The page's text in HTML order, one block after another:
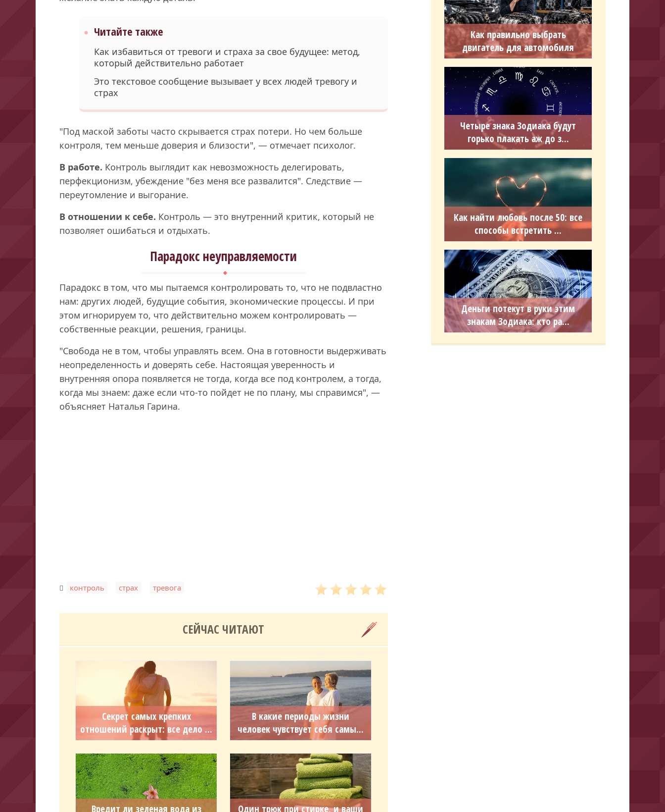
Читайте также
Как избавиться от тревоги и страха за свое будущее: метод,
который действительно работает
Это текстовое сообщение вызывает у всех людей тревогу и
страх
"Под маской заботы часто скрывается страх потери. Но чем больше
контроля, тем меньше доверия и близости", — отмечает психолог.
В работе. Контроль выглядит как невозможность делегировать,
перфекционизм, убеждение "без меня все развалится". Следствие —
переутомление и выгорание.
В отношении к себе. Контроль — это внутренний критик, который не
позволяет ошибаться и отдыхать.
Парадокс неуправляемости
Парадокс в том, что мы пытаемся контролировать то, что не подвластно
нам: других людей, будущие события, экономические процессы. И при
этом игнорируем то, что действительно можем контролировать —
собственные реакции, решения, границы.
"Свобода не в том, чтобы управлять всем. Она в готовности выдерживать
неопределенность и доверять себе. Настоящая уверенность и
внутренняя опора появляется не тогда, когда все под контролем, а тогда,
когда мы знаем: даже если что-то пойдет не по плану, мы справимся", —
объясняет Наталья Гарина.
контроль страх тревога
СЕЙЧАС ЧИТАЮТ
Секрет самых крепких
отношений раскрыт: все дело ...
В какие периоды жизни
человек чувствует себя самы...
Как правильно выбрать
двигатель для автомобиля
Четыре знака Зодиака будут
горько плакать аж до з...
Как найти любовь после 50: все
способы встретить ...
Деньги потекут в руки этим
знакам Зодиака: кто ра...